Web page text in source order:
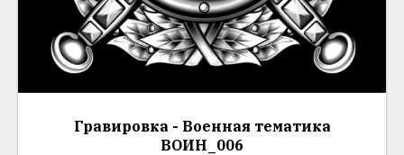
Гравировка - Военная тематика
ВОИН_006